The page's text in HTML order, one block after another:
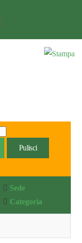
Pulisci
Sede
Categoria